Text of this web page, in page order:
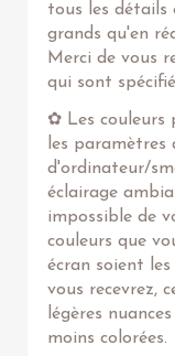
tous les détails
grands qu'en
Merci de vous
qui sont
✿ Les couleurs
les paramètres
d'ordinateur/
éclairage
impossible de
couleurs que
écran soient
vous recevrez,
légères
moins colorées.